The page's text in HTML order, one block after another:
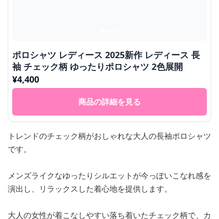
ポロシャツ レディース 2025新作 レディース 長
袖 チェック柄 ゆったりポロシャツ 2色展開
¥4,400
商品の詳細を見る
トレンドのチェック柄がおしゃれな大人の長袖ポロシャツ
です。
メンズライクなゆったりシルエットが今っぽいこなれ感を
演出し、リラックスした着心地を提供します。
大人の女性が着こなしやすい落ち着いたチェック柄で、カ